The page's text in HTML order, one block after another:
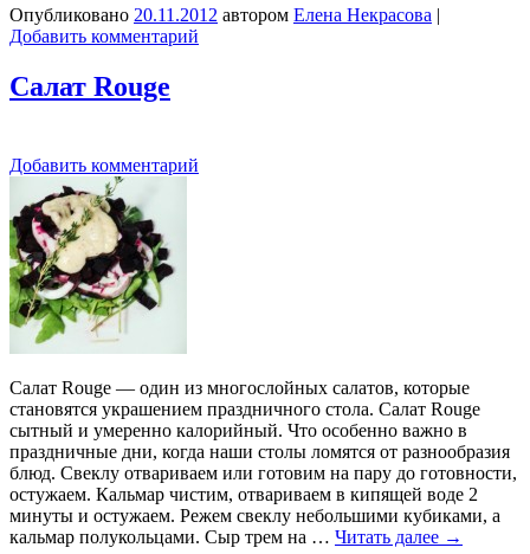
Опубликовано 20.11.2012 автором Елена Некрасова |
Добавить комментарий
Салат Rouge
Добавить комментарий
Салат Rouge — один из многослойных салатов, которые
становятся украшением праздничного стола. Салат Rouge
сытный и умеренно калорийный. Что особенно важно в
праздничные дни, когда наши столы ломятся от разнообразия
блюд. Свеклу отвариваем или готовим на пару до готовности,
остужаем. Кальмар чистим, отвариваем в кипящей воде 2
минуты и остужаем. Режем свеклу небольшими кубиками, а
кальмар полукольцами. Сыр трем на … Читать далее →